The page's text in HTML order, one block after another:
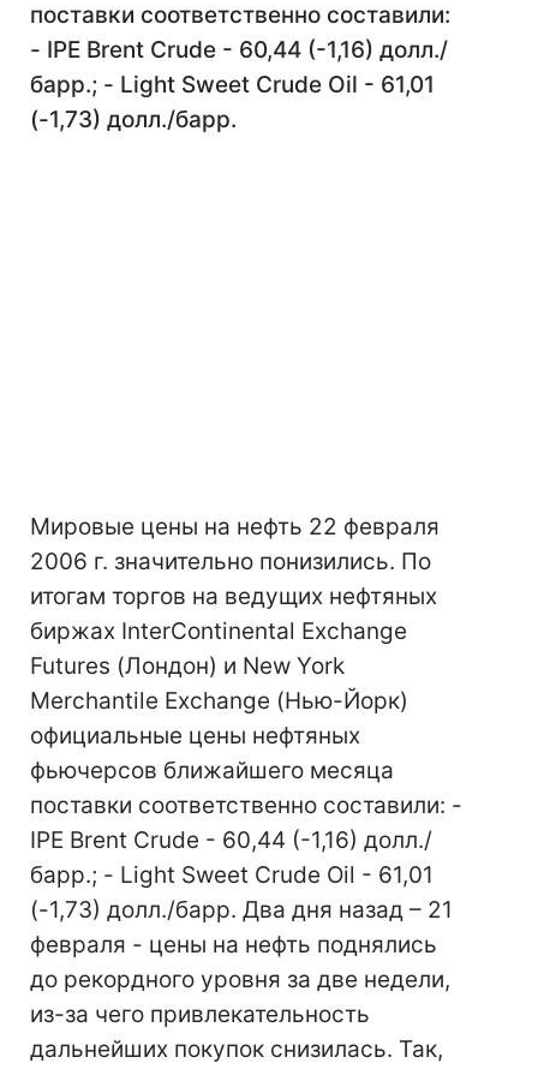
поставки соответственно составили:
- IPE Brent Crude - 60,44 (-1,16) долл./
барр.; - Light Sweet Crude Oil - 61,01
(-1,73) долл./барр.
Мировые цены на нефть 22 февраля
2006 г. значительно понизились. По
итогам торгов на ведущих нефтяных
биржах InterContinental Exchange
Futures (Лондон) и New York
Merchantile Exchange (Нью-Йорк)
официальные цены нефтяных
фьючерсов ближайшего месяца
поставки соответственно составили: -
IPE Brent Crude - 60,44 (-1,16) долл./
барр.; - Light Sweet Crude Oil - 61,01
(-1,73) долл./барр. Два дня назад – 21
февраля - цены на нефть поднялись
до рекордного уровня за две недели,
из-за чего привлекательность
дальнейших покупок снизилась. Так,